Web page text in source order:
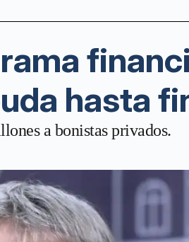
hasta
a bonistas privados.